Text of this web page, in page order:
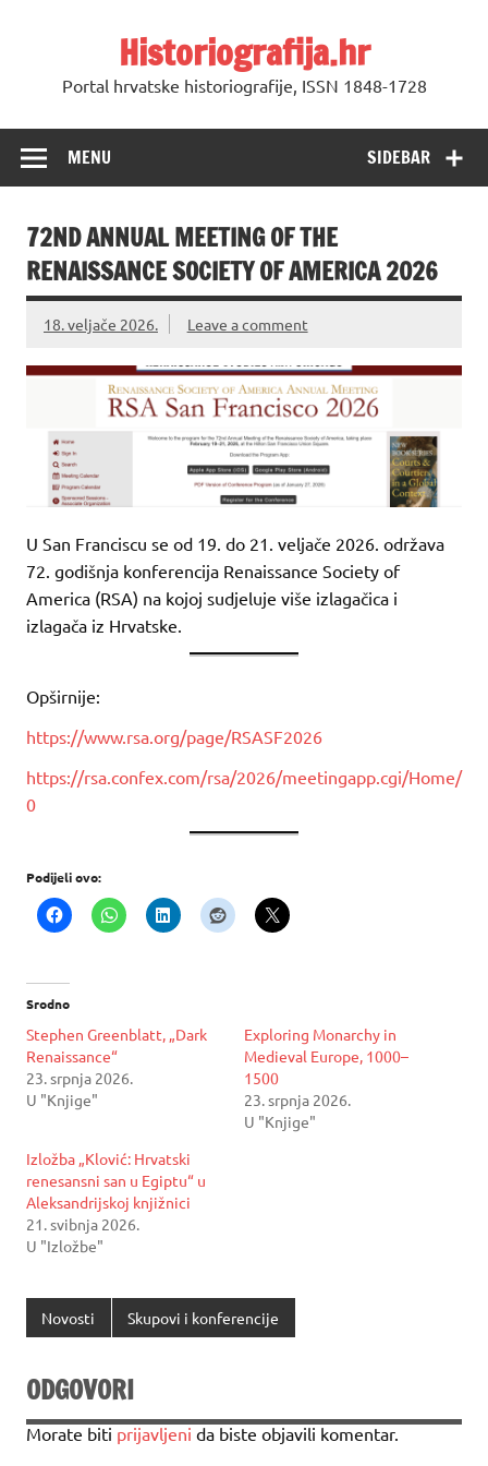
Historiografija.hr
Portal hrvatske historiografije, ISSN 1848-1728
SIDEBAR
MENU
72ND ANNUAL MEETING OF THE
RENAISSANCE SOCIETY OF AMERICA 2026
18. veljače 2026. Leave a comment
U San Franciscu se od 19. do 21. veljače 2026. održava
72. godišnja konferencija Renaissance Society of
America (RSA) na kojoj sudjeluje više izlagačica i
izlagača iz Hrvatske.
Opširnije:
https://www.rsa.org/page/RSASF2026
https://rsa.confex.com/rsa/2026/meetingapp.cgi/Home/
0
Podijeli ovo:
Srodno
Stephen Greenblatt, „Dark
Renaissance“
23. srpnja 2026.
U "Knjige"
Exploring Monarchy in
Medieval Europe, 1000–
1500
23. srpnja 2026.
U "Knjige"
Izložba „Klović: Hrvatski
renesansni san u Egiptu“ u
Aleksandrijskoj knjižnici
21. svibnja 2026.
U "Izložbe"
Novosti Skupovi i konferencije
ODGOVORI
Morate biti prijavljeni da biste objavili komentar.